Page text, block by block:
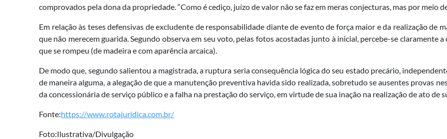
comprovados pela dona da propriedade. “Como é cediço, juízo de valor não se faz em meras conjecturas, mas por meio
Em relação às teses defensivas de excludente de responsabilidade diante de evento de força maior e da realização de
que não merecem guarida. Segundo observa em seu voto, pelas fotos acostadas junto à inicial, percebe-se claramente
que se rompeu (de madeira e com aparência arcaica).
De modo que, segundo salientou a magistrada, a ruptura seria consequência lógica do seu estado precário,
de maneira alguma, a alegação de que a manutenção preventiva havida sido realizada, sobretudo se ausentes provas
da concessionária de serviço público e a falha na prestação do serviço, em virtude de sua inação na realização de ato de
Fonte:https://www.rotajuridica.com.br/
Foto:Ilustrativa/Divulgação